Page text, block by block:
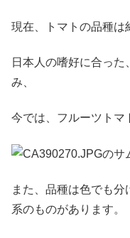
現在、トマトの品種は
日本人の嗜好に合っ
み、
今では、フルーツトマ
また、品種は色でも
系のものがあります。